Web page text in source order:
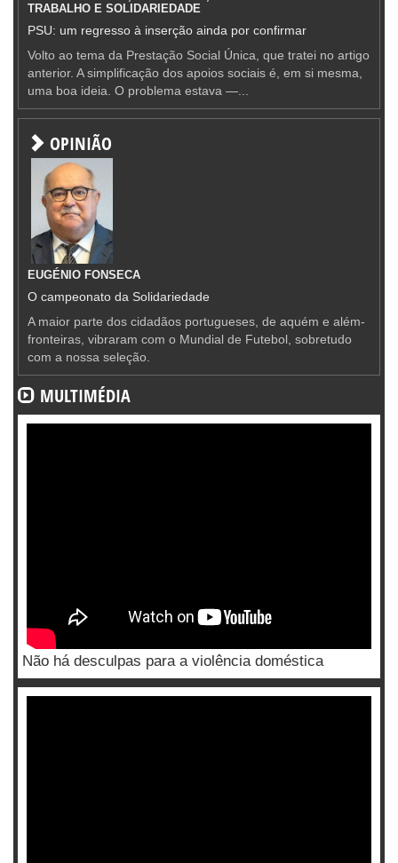
TRABALHO E SOLIDARIEDADE
PSU: um regresso à inserção ainda por confirmar
Volto ao tema da Prestação Social Única, que tratei no artigo
anterior. A simplificação dos apoios sociais é, em si mesma,
uma boa ideia. O problema estava —...
OPINIÃO
EUGÉNIO FONSECA
O campeonato da Solidariedade
A maior parte dos cidadãos portugueses, de aquém e além-
fronteiras, vibraram com o Mundial de Futebol, sobretudo
com a nossa seleção.
MULTIMÉDIA
Não há desculpas para a violência doméstica